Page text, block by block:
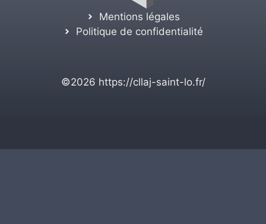
Mentions légales
Politique de confidentialité
©2026 https://cllaj-saint-lo.fr/